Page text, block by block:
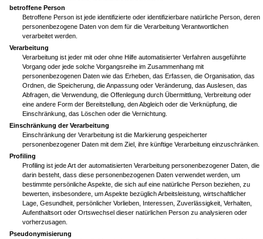
betroffene Person
Betroffene Person ist jede identifizierte oder identifizierbare natürliche Person, deren
personenbezogene Daten von dem für die Verarbeitung Verantwortlichen
verarbeitet werden.
Verarbeitung
Verarbeitung ist jeder mit oder ohne Hilfe automatisierter Verfahren ausgeführte
Vorgang oder jede solche Vorgangsreihe im Zusammenhang mit
personenbezogenen Daten wie das Erheben, das Erfassen, die Organisation, das
Ordnen, die Speicherung, die Anpassung oder Veränderung, das Auslesen, das
Abfragen, die Verwendung, die Offenlegung durch Übermittlung, Verbreitung oder
eine andere Form der Bereitstellung, den Abgleich oder die Verknüpfung, die
Einschränkung, das Löschen oder die Vernichtung.
Einschränkung der Verarbeitung
Einschränkung der Verarbeitung ist die Markierung gespeicherter
personenbezogener Daten mit dem Ziel, ihre künftige Verarbeitung einzuschränken.
Profiling
Profiling ist jede Art der automatisierten Verarbeitung personenbezogener Daten, die
darin besteht, dass diese personenbezogenen Daten verwendet werden, um
bestimmte persönliche Aspekte, die sich auf eine natürliche Person beziehen, zu
bewerten, insbesondere, um Aspekte bezüglich Arbeitsleistung, wirtschaftlicher
Lage, Gesundheit, persönlicher Vorlieben, Interessen, Zuverlässigkeit, Verhalten,
Aufenthaltsort oder Ortswechsel dieser natürlichen Person zu analysieren oder
vorherzusagen.
Pseudonymisierung